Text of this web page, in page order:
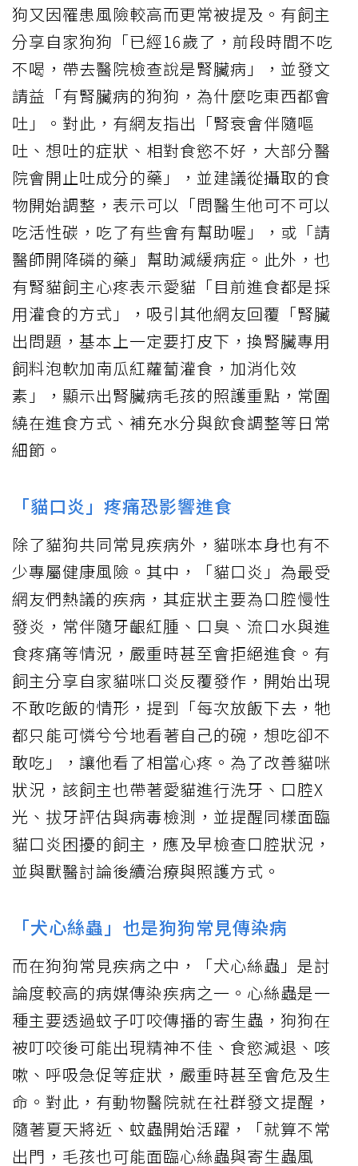
狗又因罹患風險較高而更常被提及。有飼主
分享自家狗狗「已經16歲了，前段時間不吃
不喝，帶去醫院檢查說是腎臟病」，並發文
請益「有腎臟病的狗狗，為什麼吃東西都會
吐」。對此，有網友指出「腎衰會伴隨嘔
吐、想吐的症狀、相對食慾不好，大部分醫
院會開止吐成分的藥」，並建議從攝取的食
物開始調整，表示可以「問醫生他可不可以
吃活性碳，吃了有些會有幫助喔」，或「請
醫師開降磷的藥」幫助減緩病症。此外，也
有腎貓飼主心疼表示愛貓「目前進食都是採
用灌食的方式」，吸引其他網友回覆「腎臟
出問題，基本上一定要打皮下，換腎臟專用
飼料泡軟加南瓜紅蘿蔔灌食，加消化效
素」，顯示出腎臟病毛孩的照護重點，常圍
繞在進食方式、補充水分與飲食調整等日常
細節。
「貓口炎」疼痛恐影響進食
除了貓狗共同常見疾病外，貓咪本身也有不
少專屬健康風險。其中，「貓口炎」為最受
網友們熱議的疾病，其症狀主要為口腔慢性
發炎，常伴隨牙齦紅腫、口臭、流口水與進
食疼痛等情況，嚴重時甚至會拒絕進食。有
飼主分享自家貓咪口炎反覆發作，開始出現
不敢吃飯的情形，提到「每次放飯下去，牠
都只能可憐兮兮地看著自己的碗，想吃卻不
敢吃」，讓他看了相當心疼。為了改善貓咪
狀況，該飼主也帶著愛貓進行洗牙、口腔X
光、拔牙評估與病毒檢測，並提醒同樣面臨
貓口炎困擾的飼主，應及早檢查口腔狀況，
並與獸醫討論後續治療與照護方式。
「犬心絲蟲」也是狗狗常見傳染病
而在狗狗常見疾病之中，「犬心絲蟲」是討
論度較高的病媒傳染疾病之一。心絲蟲是一
種主要透過蚊子叮咬傳播的寄生蟲，狗狗在
被叮咬後可能出現精神不佳、食慾減退、咳
嗽、呼吸急促等症狀，嚴重時甚至會危及生
命。對此，有動物醫院就在社群發文提醒，
隨著夏天將近、蚊蟲開始活躍，「就算不常
出門，毛孩也可能面臨心絲蟲與寄生蟲風